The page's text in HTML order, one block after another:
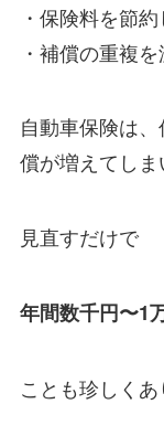
・保険料を節
・補償の重複
自動車保険は
償が増えてしま
見直すだけで
年間数千円〜1
ことも珍しくあ